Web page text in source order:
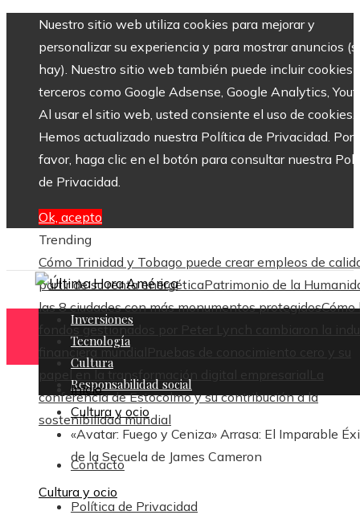
Nuestro sitio web utiliza cookies para mejorar y
personalizar su experiencia y para mostrar anuncios
hay). Nuestro sitio web también puede incluir cookies
terceros como Google Adsense, Google Analytics,
Al usar el sitio web, usted consiente el uso de cookies.
Hemos actualizado nuestra Política de Privacidad. Por
favor, haga clic en el botón para consultar nuestra
de Privacidad.
Ok, acepto
Trending
Cómo Trinidad y Tobago puede crear empleos de
partir de su renta energéticaPatrimonio de la
las 8 ciudades con más monumentos protegidosCómo
fondos gestionados por Peter Lynch cambiaron la
financiera mundial
Pruebas de conocimiento cero y su
papel en la transformación digital empresarial
La
conferencia de Estocolmo y su contribución a la
sostenibilidad mundial
Contacto
Política de Privacidad
Inversiones
Tecnología
Cultura
Responsabilidad social
Inicio
Cultura y ocio
«Avatar: Fuego y Ceniza» Arrasa: El Imparable
de la Secuela de James Cameron
Cultura y ocio